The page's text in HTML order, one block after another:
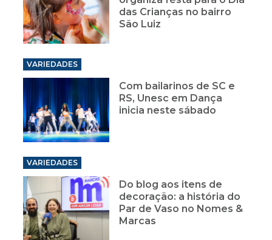
das Crianças no bairro
São Luiz
VARIEDADES
Com bailarinos de SC e
RS, Unesc em Dança
inicia neste sábado
VARIEDADES
Do blog aos itens de
decoração: a história do
Par de Vaso no Nomes &
Marcas